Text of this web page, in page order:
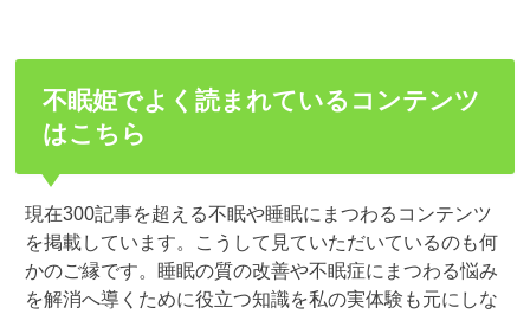
不眠姫でよく読まれているコンテンツ
はこちら
現在300記事を超える不眠や睡眠にまつわるコンテンツ
を掲載しています。こうして見ていただいているのも何
かのご縁です。睡眠の質の改善や不眠症にまつわる悩み
を解消へ導くために役立つ知識を私の実体験も元にしな